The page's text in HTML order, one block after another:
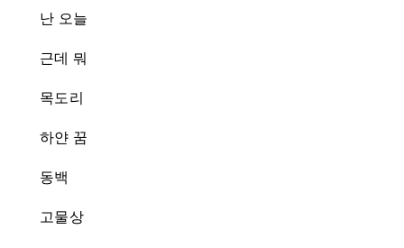
난 오늘
근데 뭐
목도리
하얀 꿈
동백
고물상